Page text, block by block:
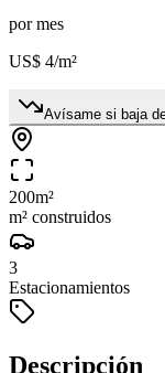
por mes
US$ 4/m²
Avísame si baja
200m²
m² construidos
3
Estacionamientos
Descripción